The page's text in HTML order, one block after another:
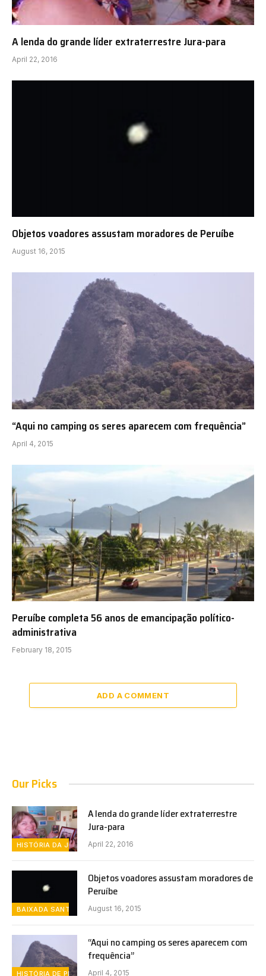
A lenda do grande líder extraterrestre Jura-para
April 22, 2016
Objetos voadores assustam moradores de Peruíbe
August 16, 2015
“Aqui no camping os seres aparecem com frequência”
April 4, 2015
Peruíbe completa 56 anos de emancipação político-
administrativa
February 18, 2015
ADD A COMMENT
Our Picks
HISTÓRIA DA JURÉIA
A lenda do grande líder extraterrestre
Jura-para
April 22, 2016
BAIXADA SANTISTA
Objetos voadores assustam moradores de
Peruíbe
August 16, 2015
HISTÓRIA DE PERUÍBE
“Aqui no camping os seres aparecem com
frequência”
April 4, 2015